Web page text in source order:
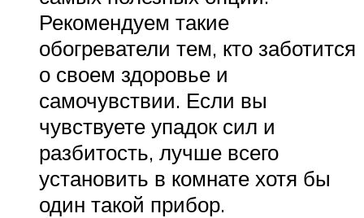
Рекомендуем такие
обогреватели тем, кто заботится
о своем здоровье и
самочувствии. Если вы
чувствуете упадок сил и
разбитость, лучше всего
установить в комнате хотя бы
один такой прибор.